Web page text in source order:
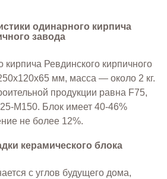
одинарного кирпича
завода
Ревдинского кирпичного
мм, масса — около 2 кг.
продукции равна F75,
М150. Блок имеет 40-46%
не более 12%.
керамического блока
с углов будущего дома,